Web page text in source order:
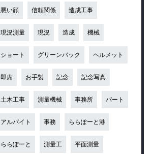
悪い顔 信頼関係 造成工事
現況測量 現況 造成 機械
ショート グリーンバック ヘルメット
即席 お手製 記念 記念写真
土木工事 測量機械 事務所 パート
アルバイト 事務 ららぽーと港
ららぽーと 測量工 平面測量